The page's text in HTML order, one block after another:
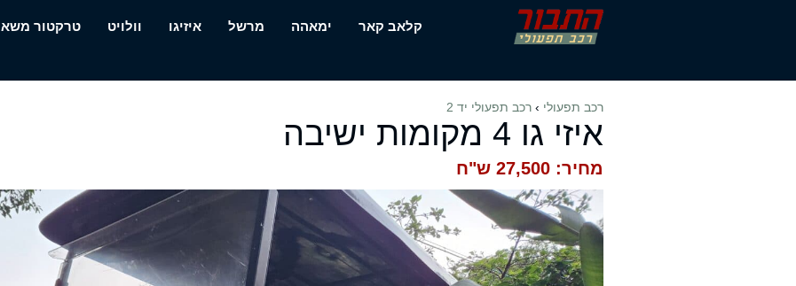
קלאב קאר ימאהה מרשל איזיגו וולויט טרקטור משא
רכב תפעולי › רכב תפעולי יד 2
איזי גו 4 מקומות ישיבה
מחיר: 27,500 ש"ח